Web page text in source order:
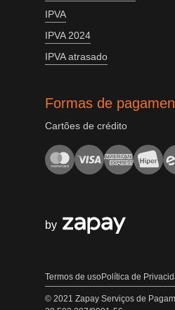
IPVA
IPVA 2024
IPVA atrasado
Formas de
Cartões de crédito
by
Termos de usoPolítica de
© 2021 Zapay Serviços de